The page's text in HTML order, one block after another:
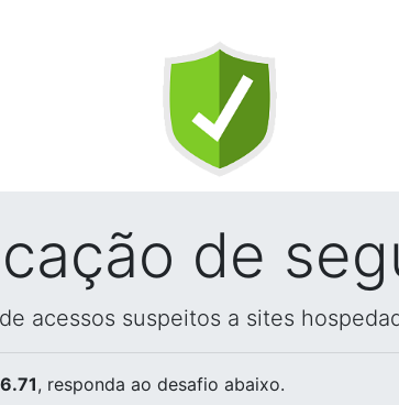
de
acessos suspeitos a sites
, responda ao desafio abaixo.